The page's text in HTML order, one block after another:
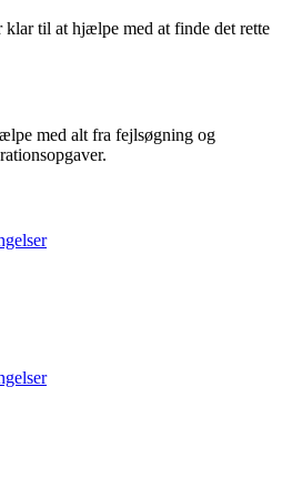
klar til at hjælpe med at finde det rette
med alt fra fejlsøgning og